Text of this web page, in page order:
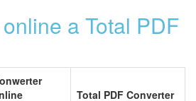
a Total PDF
Total PDF Converter